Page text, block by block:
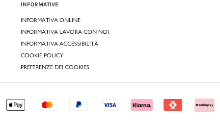
INFORMATIVE
INFORMATIVA ONLINE
INFORMATIVA LAVORA CON NOI
INFORMATIVA ACCESSIBILITÀ
COOKIE POLICY
PREFERENZE DEI COOKIES